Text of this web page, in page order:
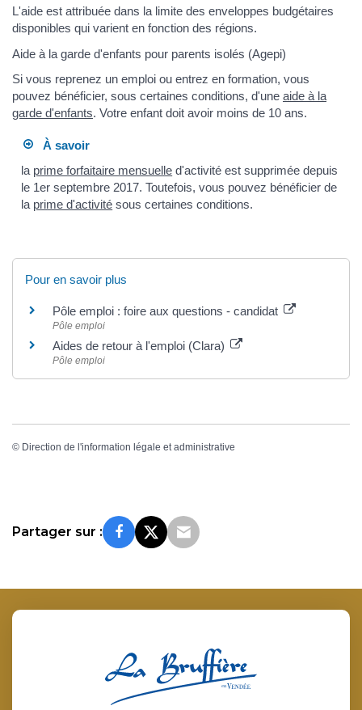
L'aide est attribuée dans la limite des enveloppes budgétaires
disponibles qui varient en fonction des régions.
Aide à la garde d'enfants pour parents isolés (Agepi)
Si vous reprenez un emploi ou entrez en formation, vous
pouvez bénéficier, sous certaines conditions, d'une aide à la
garde d'enfants. Votre enfant doit avoir moins de 10 ans.
À savoir
la prime forfaitaire mensuelle d'activité est supprimée depuis
le 1er septembre 2017. Toutefois, vous pouvez bénéficier de
la prime d'activité sous certaines conditions.
Pour en savoir plus
Pôle emploi : foire aux questions - candidat
Pôle emploi
Aides de retour à l'emploi (Clara)
Pôle emploi
© Direction de l'information légale et administrative
Partager sur :